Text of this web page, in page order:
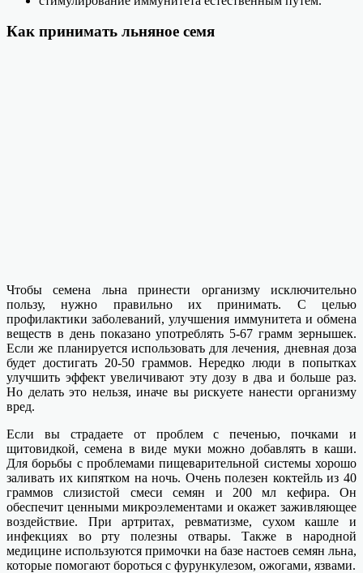
Как принимать льняное семя
Чтобы семена льна принести организму исключительно
пользу, нужно правильно их принимать. С целью
профилактики заболеваний, улучшения иммунитета и обмена
веществ в день показано употреблять 5-67 грамм зернышек.
Если же планируется использовать для лечения, дневная доза
будет достигать 20-50 граммов. Нередко люди в попытках
улучшить эффект увеличивают эту дозу в два и больше раз.
Но делать это нельзя, иначе вы рискуете нанести организму
вред.
Если вы страдаете от проблем с печенью, почками и
щитовидкой, семена в виде муки можно добавлять в каши.
Для борьбы с проблемами пищеварительной системы хорошо
заливать их кипятком на ночь. Очень полезен коктейль из 40
граммов слизистой смеси семян и 200 мл кефира. Он
обеспечит ценными микроэлементами и окажет заживляющее
воздействие. При артритах, ревматизме, сухом кашле и
инфекциях во рту полезны отвары. Также в народной
медицине используются примочки на базе настоев семян льна,
которые помогают бороться с фурункулезом, ожогами, язвами.